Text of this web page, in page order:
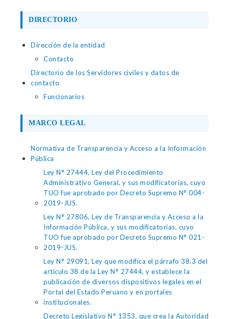
DIRECTORIO
Dirección de la entidad
Contacto
Directorio de los Servidores civiles y datos de
contacto
Funcionarios
MARCO LEGAL
Normativa de Transparencia y Acceso a la Información
Pública
Ley N° 27444, Ley del Procedimiento
Administrativo General, y sus modificatorias, cuyo
TUO fue aprobado por Decreto Supremo N° 004-
2019-JUS.
Ley N° 27806, Ley de Transparencia y Acceso a la
Información Pública, y sus modificatorias, cuyo
TUO fue aprobado por Decreto Supremo N° 021-
2019-JUS.
Ley N° 29091, Ley que modifica el párrafo 38.3 del
artículo 38 de la Ley N° 27444, y establece la
publicación de diversos dispositivos legales en el
Portal del Estado Peruano y en portales
institucionales.
Decreto Legislativo N° 1353, que crea la Autoridad